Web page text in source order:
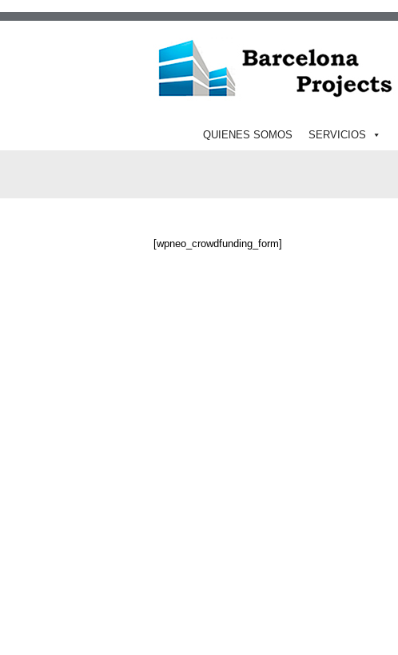
QUIENES SOMOS SERVICIOS
[wpneo_crowdfunding_form]